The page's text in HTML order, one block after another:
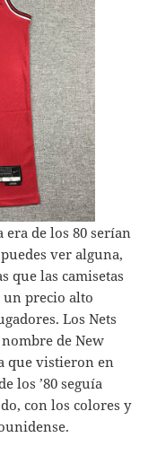
era de los 80 serían
ver alguna,
que las camisetas
un precio alto
Los Nets
de New
que vistieron en
los ’80 seguía
con los colores y